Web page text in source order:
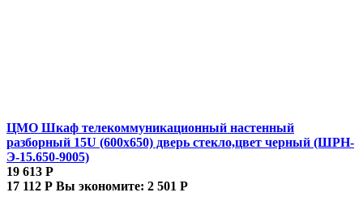
ЦМО Шкаф телекоммуникационный настенный
разборный 15U (600х650) дверь стекло,цвет черный (ШРН-
Э-15.650-9005)
19 613 Р
17 112 Р Вы экономите: 2 501 Р